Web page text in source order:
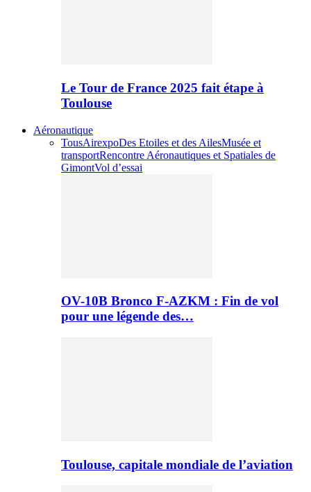
Le Tour de France 2025 fait étape à
Toulouse
Aéronautique
TousAirexpoDes Etoiles et des AilesMusée et
transportRencontre Aéronautiques et Spatiales de
GimontVol d’essai
OV-10B Bronco F-AZKM : Fin de vol
pour une légende des…
Toulouse, capitale mondiale de l’aviation